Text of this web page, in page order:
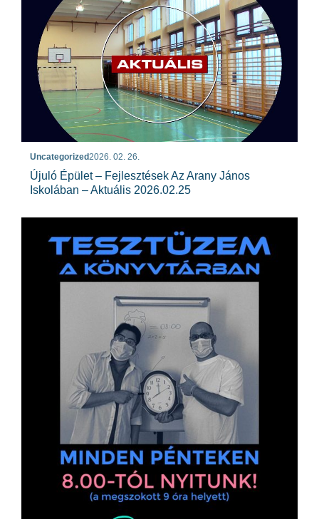
Uncategorized2026. 02. 26.
Újuló Épület – Fejlesztések Az Arany János
Iskolában – Aktuális 2026.02.25